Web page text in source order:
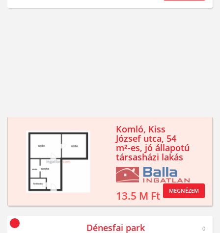
Komló, Kiss
József utca, 54
m²-es, jó állapotú
társasházi lakás
13.5 M Ft MEGNÉZEM
Dénesfai park
0